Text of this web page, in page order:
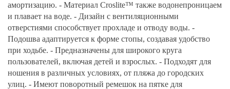
амортизацию. - Материал Croslite™ также водонепроницаем
и плавает на воде. - Дизайн с вентиляционными
отверстиями способствует прохладе и отводу воды. -
Подошва адаптируется к форме стопы, создавая удобство
при ходьбе. - Предназначены для широкого круга
пользователей, включая детей и взрослых. - Подходят для
ношения в различных условиях, от пляжа до городских
улиц. - Имеют поворотный ремешок на пятке для